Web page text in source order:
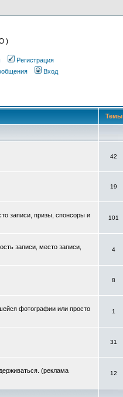
)
Регистрация
Вход
Темы
42
19
записи, призы, спонсоры и
101
записи, место записи,
4
8
фотографии или просто
1
31
(реклама
12